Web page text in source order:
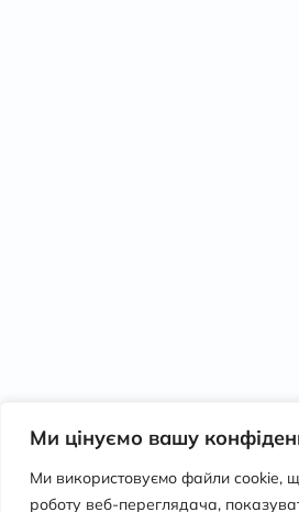
Ми цінуємо вашу
Ми використовуємо файли cookie,
роботу веб-переглядача,